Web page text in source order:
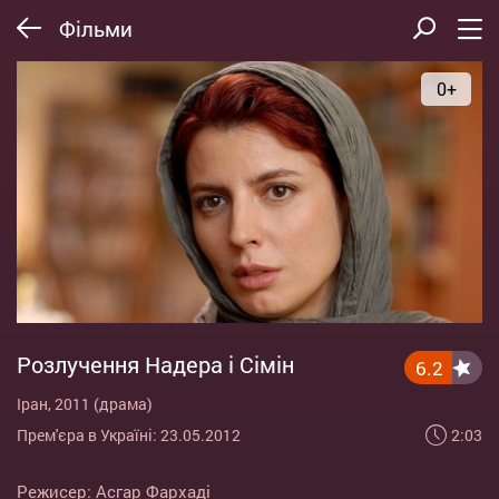
Фільми
0+
Розлучення Надера і Сімін
Іран, 2011 (драма)
Прем'єра в Україні: 23.05.2012
6.2
2:03
Режисер: Асгар Фархаді